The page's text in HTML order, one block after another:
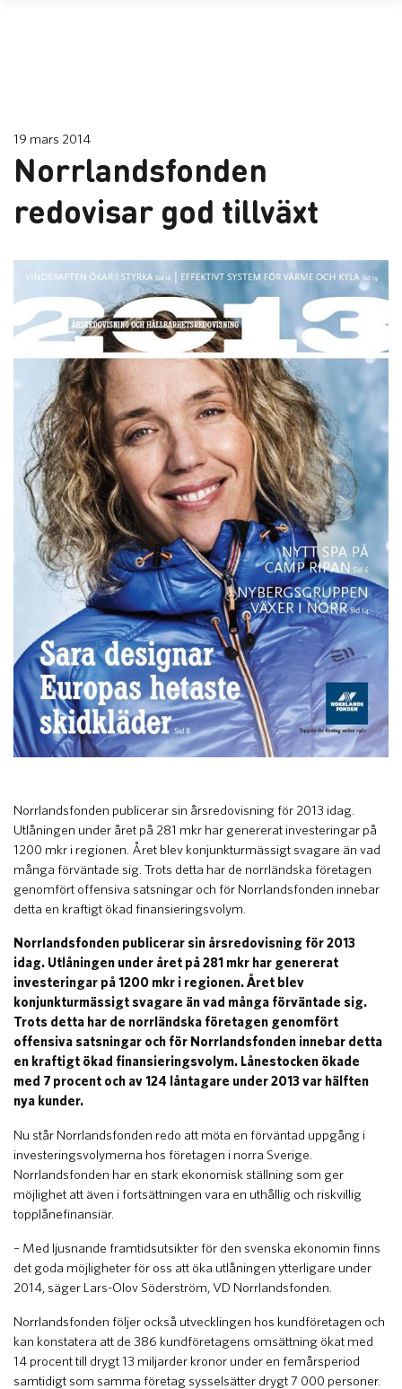
19 mars 2014
Norrlandsfonden
redovisar god tillväxt
​Norrlandsfonden publicerar sin årsredovisning för 2013 idag.
Utlåningen under året på 281 mkr har genererat investeringar på
1200 mkr i regionen. Året blev konjunkturmässigt svagare än vad
många förväntade sig. Trots detta har de norrländska företagen
genomfört offensiva satsningar och för Norrlandsfonden innebar
detta en kraftigt ökad finansieringsvolym.
Norrlandsfonden publicerar sin årsredovisning för 2013
idag. Utlåningen under året på 281 mkr har genererat
investeringar på 1200 mkr i regionen. Året blev
konjunkturmässigt svagare än vad många förväntade sig.
Trots detta har de norrländska företagen genomfört
offensiva satsningar och för Norrlandsfonden innebar detta
en kraftigt ökad finansieringsvolym. Lånestocken ökade
med 7 procent och av 124 låntagare under 2013 var hälften
nya kunder.
Nu står Norrlandsfonden redo att möta en förväntad uppgång i
investeringsvolymerna hos företagen i norra Sverige.
Norrlandsfonden har en stark ekonomisk ställning som ger
möjlighet att även i fortsättningen vara en uthållig och riskvillig
topplånefinansiär.
– Med ljusnande framtidsutsikter för den svenska ekonomin finns
det goda möjligheter för oss att öka utlåningen ytterligare under
2014, säger Lars-Olov Söderström, VD Norrlandsfonden.
Norrlandsfonden följer också utvecklingen hos kundföretagen och
kan konstatera att de 386 kundföretagens omsättning ökat med
14 procent till drygt 13 miljarder kronor under en femårsperiod
samtidigt som samma företag sysselsätter drygt 7 000 personer.